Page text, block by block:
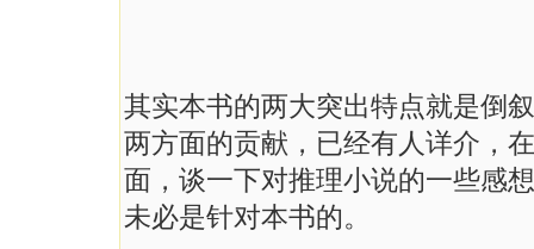
其实本书的两大突出特点就是倒
两方面的贡献，已经有人详介，
面，谈一下对推理小说的一些感
未必是针对本书的。